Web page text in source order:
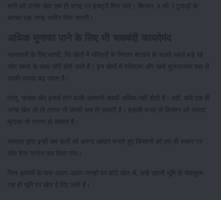
सभी को उनके खेत एक ही जगह पर इकट्ठे मिल जाएं। किसान A को 3 टुकड़ों के
बराबर एक जगह जमीन मिल जाएगी।
जानकारी के लिए बतादें, कि खेतों में परिवारों के निरंतर बंटवारे के चलते पहले बड़े रहे
खेत समय के साथ छोटे होते जाते हैं। इन खेतों में परिश्रम और खर्च तुलनात्मक रूप से
काफी ज्यादा बढ़ जाता है।
परंतु, फसल और इससे होने वाली आमदनी काफी अधिक नहीं होती है। वहीं, यदि एक ही
जगह खेत हों तो लागत भी काफी कम हो सकती है। इसकी वजह से किसान को ज्यादा
मुनाफा भी प्राप्त हो सकता है।
सरकार द्वारा इन्हीं सब बातों को अपना आधार बनाते हुए किसानों को एक ही स्थान पर
खेत देना प्रारंभ कर दिया गया।
जिन कृषकों के पास अलग-अलग जगहों पर छोटे खेत थे, उन्हें उतनी भूमि के समतुल्य
एक ही भूमि पर खेत दे दिए जाते हैं।